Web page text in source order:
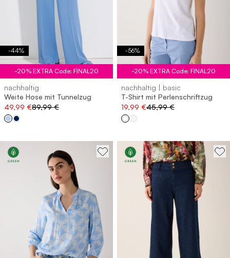
-44%
-20% EXTRA Code: FINAL20
nachhaltig
Weite Hose mit Tunnelzug
49,99 €89,99 €
-56%
-20% EXTRA Code: FINAL20
nachhaltig | basic
T-Shirt mit Perlenschriftzug
19,99 €45,99 €